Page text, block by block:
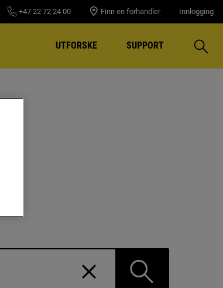
+47 22 72 24 00 Finn en forhandler Innlogging
UTFORSKE SUPPORT Søk
Tøm